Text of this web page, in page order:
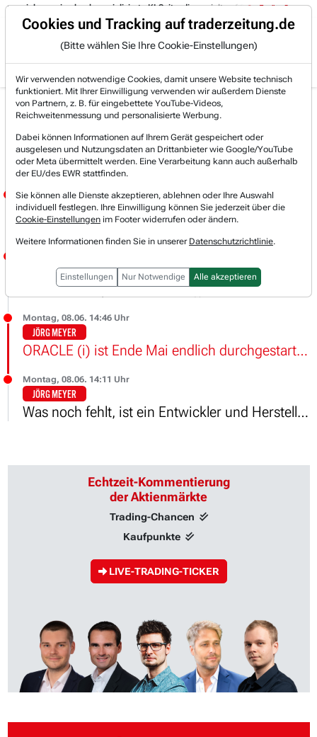
Trading-Room
sich um eine hochspezialisierte KI-Suite, die gezielt auf Software
Gratis Account Login
Live-Trading-
Research
Montag, 08.06. 15:31 Uhr
JÖRG MEYER
JÖRG MEYER
Montag, 08.06. 14:46 Uhr
JÖRG MEYER
ORACLE (i) ist Ende Mai endlich durchgestartet.
Montag, 08.06. 14:11 Uhr
JÖRG MEYER
Was noch fehlt, ist ein Entwickler und Hersteller von Humanoiden.
Echtzeit-Kommentierung
der Aktienmärkte
Trading-Chancen
Kaufpunkte
LIVE-TRADING-TICKER
Cookies und Tracking auf traderzeitung.de
(Bitte wählen Sie Ihre Cookie-Einstellungen)
Wir verwenden notwendige Cookies, damit unsere Website technisch
funktioniert. Mit Ihrer Einwilligung verwenden wir außerdem Dienste
von Partnern, z. B. für eingebettete YouTube-Videos,
Reichweitenmessung und personalisierte Werbung.
Dabei können Informationen auf Ihrem Gerät gespeichert oder
ausgelesen und Nutzungsdaten an Drittanbieter wie Google/YouTube
oder Meta übermittelt werden. Eine Verarbeitung kann auch außerhalb
der EU/des EWR stattfinden.
Sie können alle Dienste akzeptieren, ablehnen oder Ihre Auswahl
individuell festlegen. Ihre Einwilligung können Sie jederzeit über die
Cookie-Einstellungen im Footer widerrufen oder ändern.
Weitere Informationen finden Sie in unserer Datenschutzrichtlinie.
Einstellungen Nur Notwendige Alle akzeptieren